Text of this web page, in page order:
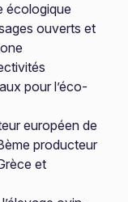
écologique
ouverts et
pour l’éco-
européen de
producteur
et